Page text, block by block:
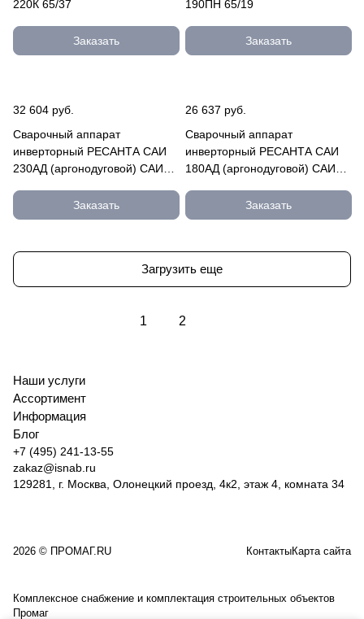
220К 65/37
Заказать
190ПН 65/19
Заказать
32 604 руб.
Сварочный аппарат
инверторный РЕСАНТА САИ
230АД (аргонодуговой) САИ
Заказать
26 637 руб.
Сварочный аппарат
инверторный РЕСАНТА САИ
180АД (аргонодуговой) САИ
Заказать
Загрузить еще
1 2
Наши услуги
Ассортимент
Информация
Блог
+7 (495) 241-13-55
zakaz@isnab.ru
129281, г. Москва, Олонецкий проезд, 4к2, этаж 4, комната 34
2026 © ПРОМАГ.RU КонтактыКарта сайта
Комплексное снабжение и комплектация строительных объектов
Промаг